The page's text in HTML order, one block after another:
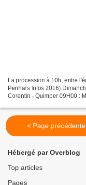
La procession à 10h, entre
Penhars Infos 2016)
Corentin - Quimper 09H00 :
< Page précédente
Hébergé par Overblog
Top articles
Pages